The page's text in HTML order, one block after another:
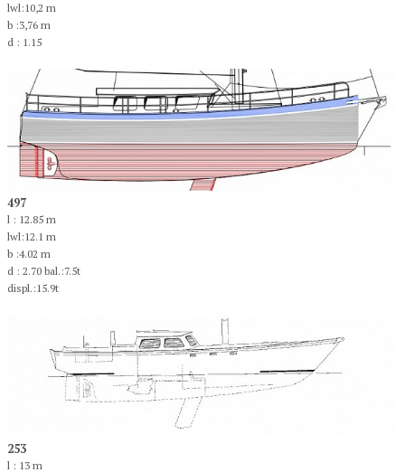
lwl:10,2 m
b :3,76 m
d : 1.15
497
l : 12.85 m
lwl:12.1 m
b :4.02 m
d : 2.70 bal.:7.5t
displ.:15.9t
253
l : 13 m